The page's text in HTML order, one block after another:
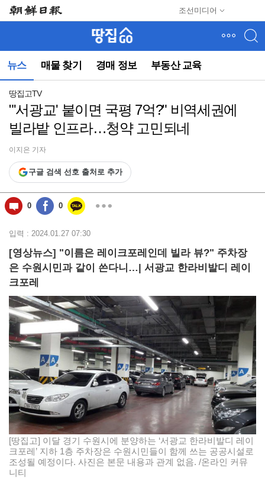
조선미디어
뉴스 매물 찾기 경매 정보 부동산 교육
뉴
(컨
동)
땅집고TV
"'서광교' 붙이면 국평 7억?" 비역세권에
빌라밭 인프라…청약 고민되네
이지은 기자
구글 검색 선호 출처로 추가
0 0
입력 : 2024.01.27 07:30
[영상뉴스] "이름은 레이크포레인데 빌라 뷰?" 주차장
은 수원시민과 같이 쓴다니…| 서광교 한라비발디 레이
크포레
[땅집고] 이달 경기 수원시에 분양하는 ‘서광교 한라비발디 레이
크포레’ 지하 1층 주차장은 수원시민들이 함께 쓰는 공공시설로
조성될 예정이다. 사진은 본문 내용과 관계 없음. /온라인 커뮤
니티